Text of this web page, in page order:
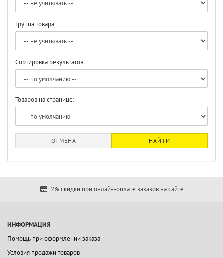
Группа товара:
Сортировка результатов:
Товаров на странице:
ОТМЕНА НАЙТИ
2% скидки при онлайн-оплате заказов на сайте
ИНФОРМАЦИЯ
Помощь при оформлении заказа
Условия продажи товаров